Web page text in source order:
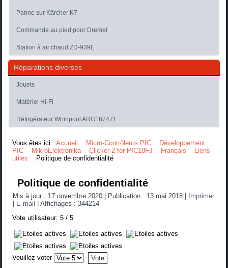
Panne sur Kärcher K7
Commande au pied pour Dremel
Station à air chaud ZD-939L
Réparations diverses
Jouets
Matériel Hi-Fi
Réfrigérateur Whirlpool ARG187471
Vous êtes ici :Accueil Micro-Contrôleurs PIC
Développement
PIC
MikroElektronika Clicker 2 for PIC18FJ Français
Liens
utiles
Politique de confidentialité
Politique de confidentialité
Mis à jour : 17 novembre 2020 Publication : 13 mai 2018
Imprimer
E-mail |Affichages : 344214
Vote utilisateur:5 /5
Veuillez voter